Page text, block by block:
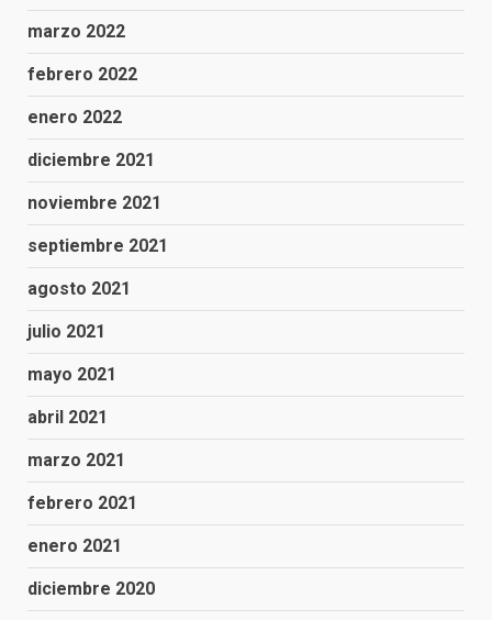
marzo 2022
febrero 2022
enero 2022
diciembre 2021
noviembre 2021
septiembre 2021
agosto 2021
julio 2021
mayo 2021
abril 2021
marzo 2021
febrero 2021
enero 2021
diciembre 2020